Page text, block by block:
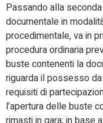
Passando alla
documentale in
procedimentale, va in
procedura ordinaria
buste contenenti la
riguarda il possesso
requisiti di
l’apertura delle buste